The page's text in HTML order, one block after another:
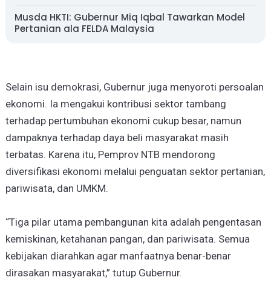
Musda HKTI: Gubernur Miq Iqbal Tawarkan Model
Pertanian ala FELDA Malaysia
Selain isu demokrasi, Gubernur juga menyoroti persoalan
ekonomi. Ia mengakui kontribusi sektor tambang
terhadap pertumbuhan ekonomi cukup besar, namun
dampaknya terhadap daya beli masyarakat masih
terbatas. Karena itu, Pemprov NTB mendorong
diversifikasi ekonomi melalui penguatan sektor pertanian,
pariwisata, dan UMKM.
“Tiga pilar utama pembangunan kita adalah pengentasan
kemiskinan, ketahanan pangan, dan pariwisata. Semua
kebijakan diarahkan agar manfaatnya benar-benar
dirasakan masyarakat,” tutup Gubernur.